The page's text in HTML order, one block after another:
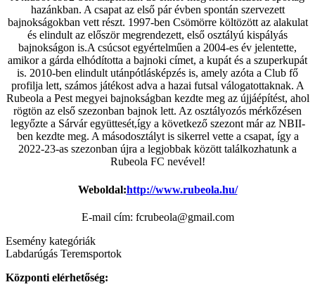
hazánkban. A csapat az első pár évben spontán szervezett
bajnokságokban vett részt. 1997-ben Csömörre költözött az alakulat
és elindult az először megrendezett, első osztályú kispályás
bajnokságon is.A csúcsot egyértelműen a 2004-es év jelentette,
amikor a gárda elhódította a bajnoki címet, a kupát és a szuperkupát
is. 2010-ben elindult utánpótlásképzés is, amely azóta a Club fő
profilja lett, számos játékost adva a hazai futsal válogatottaknak. A
Rubeola a Pest megyei bajnokságban kezdte meg az újjáépítést, ahol
rögtön az első szezonban bajnok lett. Az osztályozós mérkőzésen
legyőzte a Sárvár együttesét,így a következő szezont már az NBII-
ben kezdte meg. A másodosztályt is sikerrel vette a csapat, így a
2022-23-as szezonban újra a legjobbak között találkozhatunk a
Rubeola FC nevével!
Weboldal:http://www.rubeola.hu/
E-mail cím: fcrubeola@gmail.com
Esemény kategóriák
Labdarúgás Teremsportok
Központi elérhetőség: